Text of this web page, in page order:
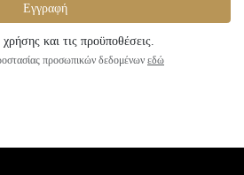
Εγγραφή
και τις προϋποθέσεις.
προσωπικών δεδομένων εδώ